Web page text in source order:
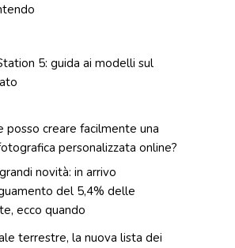
5: guida ai modelli sul
posso creare facilmente una
personalizzata online?
novità: in arrivo
del 5,4% delle
ecco quando
terrestre, la nuova lista dei